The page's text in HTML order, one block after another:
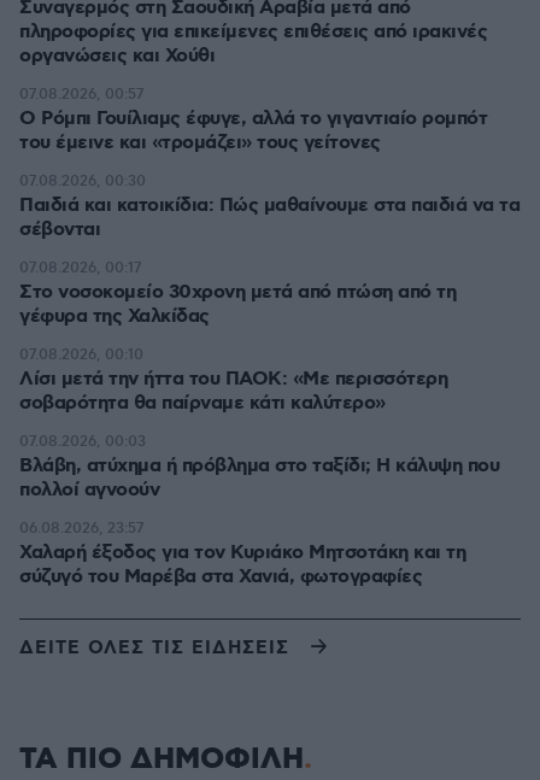
Συναγερμός στη Σαουδική Αραβία μετά από
πληροφορίες για επικείμενες επιθέσεις από ιρακινές
οργανώσεις και Χούθι
Ο Ρόμπι Γουίλιαμς έφυγε, αλλά το γιγαντιαίο ρομπότ
του έμεινε και «τρομάζει» τους γείτονες
07.08.2026, 00:57
Παιδιά και κατοικίδια: Πώς μαθαίνουμε στα παιδιά να τα
σέβονται
07.08.2026, 00:30
Στο νοσοκομείο 30χρονη μετά από πτώση από τη
γέφυρα της Χαλκίδας
07.08.2026, 00:17
Λίσι μετά την ήττα του ΠΑΟΚ: «Με περισσότερη
σοβαρότητα θα παίρναμε κάτι καλύτερο»
07.08.2026, 00:10
Βλάβη, ατύχημα ή πρόβλημα στο ταξίδι; Η κάλυψη που
πολλοί αγνοούν
07.08.2026, 00:03
Χαλαρή έξοδος για τον Κυριάκο Μητσοτάκη και τη
σύζυγό του Μαρέβα στα Χανιά, φωτογραφίες
06.08.2026, 23:57
ΔΕΙΤΕ ΟΛΕΣ ΤΙΣ ΕΙΔΗΣΕΙΣ
ΤΑ ΠΙΟ ΔΗΜΟΦΙΛΗ